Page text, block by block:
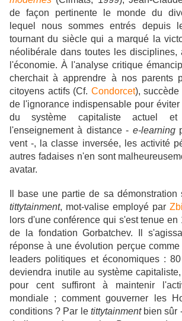
de façon pertinente le monde du
lequel nous sommes entrés depuis
tournant du siècle qui a marqué la
néolibérale dans toutes les disciplines,
l'économie. À l'analyse critique
cherchait à apprendre à nos parents
citoyens actifs (Cf. Condorcet), succède
de l'ignorance indispensable pour
du système capitaliste actuel
l'enseignement à distance - e-learning
vent -, la classe inversée, les activité
autres fadaises n'en sont
avatar.
Il base une partie de sa
tittytainment, mot-valise employé par
lors d'une conférence qui s'est tenue en
de la fondation Gorbatchev. Il
réponse à une évolution perçue
leaders politiques et économiques :
deviendra inutile au système
pour cent suffiront à maintenir
mondiale ; comment gouverner les
conditions ? Par le tittytainmentbien sûr